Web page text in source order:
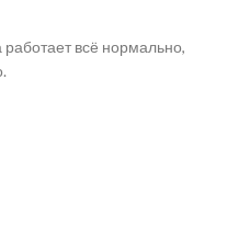
всё нормально,